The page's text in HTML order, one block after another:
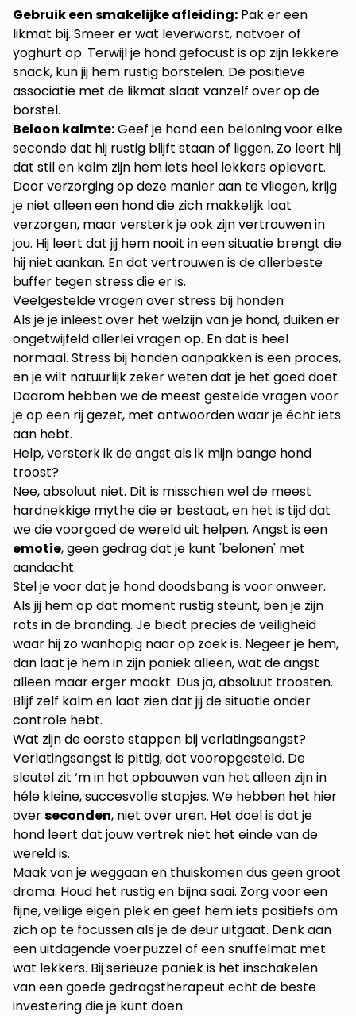
Gebruik een smakelijke afleiding: Pak er een
likmat bij. Smeer er wat leverworst, natvoer of
yoghurt op. Terwijl je hond gefocust is op zijn lekkere
snack, kun jij hem rustig borstelen. De positieve
associatie met de likmat slaat vanzelf over op de
borstel.
Beloon kalmte:Geef je hond een beloning voor elke
seconde dat hij rustig blijft staan of liggen. Zo leert hij
dat stil en kalm zijn hem iets heel lekkers oplevert.
Door verzorging op deze manier aan te vliegen, krijg
je niet alleen een hond die zich makkelijk laat
verzorgen, maar versterk je ook zijn vertrouwen in
jou. Hij leert dat jij hem nooit in een situatie brengt die
hij niet aankan. En dat vertrouwen is de allerbeste
buffer tegen stress die er is.
Veelgestelde vragen over stress bij honden
Als je je inleest over het welzijn van je hond, duiken er
ongetwijfeld allerlei vragen op. En dat is heel
normaal. Stress bij honden aanpakken is een proces,
en je wilt natuurlijk zeker weten dat je het goed doet.
Daarom hebben we de meest gestelde vragen voor
je op een rij gezet, met antwoorden waar je écht iets
aan hebt.
Help, versterk ik de angst als ik mijn bange hond
troost?
Nee, absoluut niet. Dit is misschien wel de meest
hardnekkige mythe die er bestaat, en het is tijd dat
we die voorgoed de wereld uit helpen. Angst is een
emotie, geen gedrag dat je kunt 'belonen' met
aandacht.
Stel je voor dat je hond doodsbang is voor onweer.
Als jij hem op dat moment rustig steunt, ben je zijn
rots in de branding. Je biedt precies de veiligheid
waar hij zo wanhopig naar op zoek is. Negeer je hem,
dan laat je hem in zijn paniek alleen, wat de angst
alleen maar erger maakt. Dus ja, absoluut troosten.
Blijf zelf kalm en laat zien dat jij de situatie onder
controle hebt.
Wat zijn de eerste stappen bij verlatingsangst?
Verlatingsangst is pittig, dat vooropgesteld. De
sleutel zit ‘m in het opbouwen van het alleen zijn in
héle kleine, succesvolle stapjes. We hebben het hier
overseconden, niet over uren. Het doel is dat je
hond leert dat jouw vertrek niet het einde van de
wereld is.
Maak van je weggaan en thuiskomen dus geen groot
drama. Houd het rustig en bijna saai. Zorg voor een
fijne, veilige eigen plek en geef hem iets positiefs om
zich op te focussen als je de deur uitgaat. Denk aan
een uitdagende voerpuzzel of een snuffelmat met
wat lekkers. Bij serieuze paniek is het inschakelen
van een goede gedragstherapeut echt de beste
investering die je kunt doen.